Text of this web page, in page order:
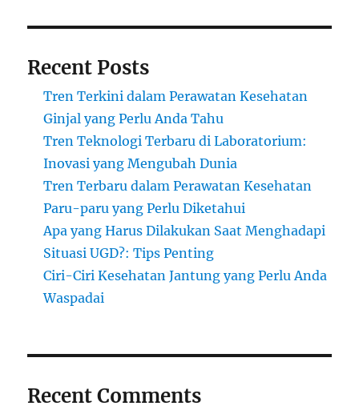
Recent Posts
Tren Terkini dalam Perawatan Kesehatan
Ginjal yang Perlu Anda Tahu
Tren Teknologi Terbaru di Laboratorium:
Inovasi yang Mengubah Dunia
Tren Terbaru dalam Perawatan Kesehatan
Paru-paru yang Perlu Diketahui
Apa yang Harus Dilakukan Saat Menghadapi
Situasi UGD?: Tips Penting
Ciri-Ciri Kesehatan Jantung yang Perlu Anda
Waspadai
Recent Comments